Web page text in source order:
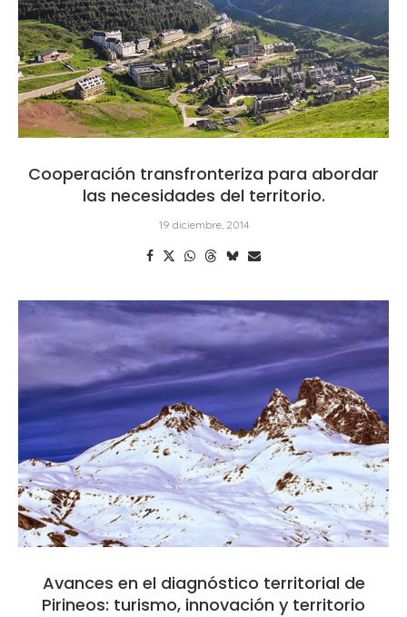
Cooperación transfronteriza para abordar
las necesidades del territorio.
19 diciembre, 2014
Avances en el diagnóstico territorial de
Pirineos: turismo, innovación y territorio